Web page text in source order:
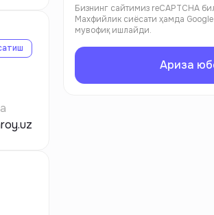
Бизнинг сайтимиз reCAPTCHA
Махфийлик сиёсати ҳамда
мувофиқ ишлайди.
Ариза